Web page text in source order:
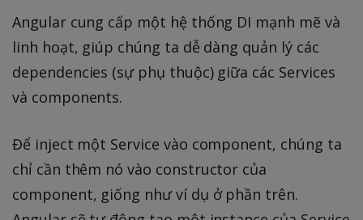
Angular cung cấp một hệ thống DI mạnh mẽ và
linh hoạt, giúp chúng ta dễ dàng quản lý các
dependencies (sự phụ thuộc) giữa các Services
và components.
Để inject một Service vào component, chúng ta
chỉ cần thêm nó vào constructor của
component, giống như ví dụ ở phần trên.